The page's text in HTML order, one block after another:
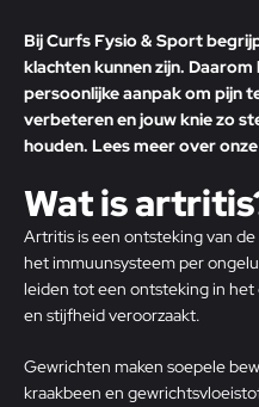
Bij Curfs Fysio & Sport
klachten kunnen zijn.
persoonlijke aanpak om pijn
verbeteren en jouw knie zo
houden. Lees meer over
Wat is
Artritis is een ontsteking van
het immuunsysteem per
leiden tot een ontsteking in het
en stijfheid veroorzaakt.
Gewrichten maken soepele
kraakbeen en